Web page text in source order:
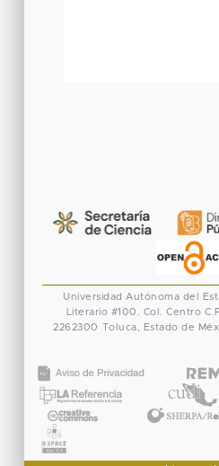
Universidad Autónoma del
Literario #100. Col. Centro
2262300 Toluca, Estado de